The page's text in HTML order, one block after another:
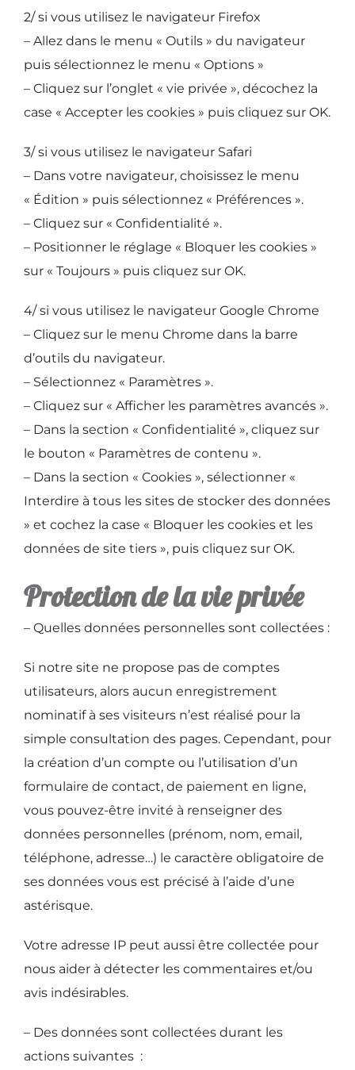
2/ si vous utilisez le navigateur Firefox
– Allez dans le menu « Outils » du navigateur
puis sélectionnez le menu « Options »
– Cliquez sur l’onglet « vie privée », décochez la
case « Accepter les cookies » puis cliquez sur OK.
3/ si vous utilisez le navigateur Safari
– Dans votre navigateur, choisissez le menu
« Édition » puis sélectionnez « Préférences ».
– Cliquez sur « Confidentialité ».
– Positionner le réglage « Bloquer les cookies »
sur « Toujours » puis cliquez sur OK.
4/ si vous utilisez le navigateur Google Chrome
– Cliquez sur le menu Chrome dans la barre
d’outils du navigateur.
– Sélectionnez « Paramètres ».
– Cliquez sur « Afficher les paramètres avancés ».
– Dans la section « Confidentialité », cliquez sur
le bouton « Paramètres de contenu ».
– Dans la section « Cookies », sélectionner «
Interdire à tous les sites de stocker des données
» et cochez la case « Bloquer les cookies et les
données de site tiers », puis cliquez sur OK.
Protection de la vie privée
– Quelles données personnelles sont collectées :
Si notre site ne propose pas de comptes
utilisateurs, alors aucun enregistrement
nominatif à ses visiteurs n’est réalisé pour la
simple consultation des pages. Cependant, pour
la création d’un compte ou l’utilisation d’un
formulaire de contact, de paiement en ligne,
vous pouvez-être invité à renseigner des
données personnelles (prénom, nom, email,
téléphone, adresse…) le caractère obligatoire de
ses données vous est précisé à l’aide d’une
astérisque.
Votre adresse IP peut aussi être collectée pour
nous aider à détecter les commentaires et/ou
avis indésirables.
– Des données sont collectées durant les
actions suivantes :